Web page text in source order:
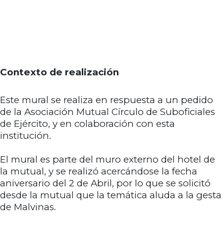
Contexto de realización
Este mural se realiza en respuesta a un pedido
de la Asociación Mutual Círculo de Suboficiales
de Ejército, y en colaboración con esta
institución.
El mural es parte del muro externo del hotel de
la mutual, y se realizó acercándose la fecha
aniversario del 2 de Abril, por lo que se solicitó
desde la mutual que la temática aluda a la gesta
de Malvinas.